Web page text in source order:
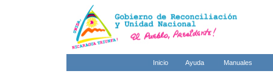
Inicio Ayuda Manuales